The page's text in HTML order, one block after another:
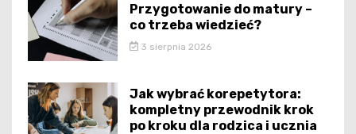
Przygotowanie do matury –
co trzeba wiedzieć?
3 sierpnia 2026
Jak wybrać korepetytora:
kompletny przewodnik krok
po kroku dla rodzica i ucznia